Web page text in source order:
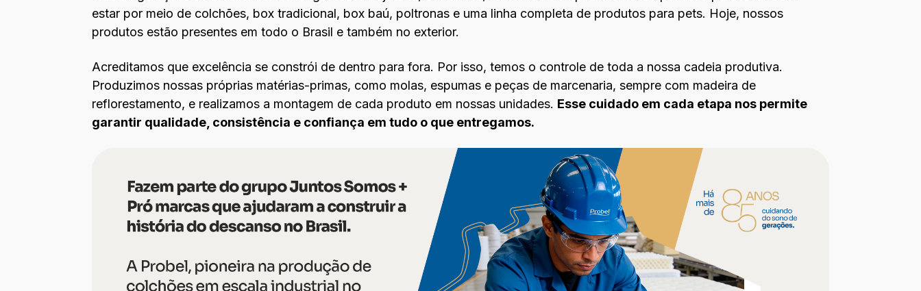
estar por meio de colchões, box tradicional, box baú, poltronas e uma linha completa de produtos para pets. Hoje, nossos
produtos estão presentes em todo o Brasil e também no exterior.
Acreditamos que excelência se constrói de dentro para fora. Por isso, temos o controle de toda a nossa cadeia produtiva.
Produzimos nossas próprias matérias-primas, como molas, espumas e peças de marcenaria, sempre com madeira de
reflorestamento, e realizamos a montagem de cada produto em nossas unidades. Esse cuidado em cada etapa nos permite
garantir qualidade, consistência e confiança em tudo o que entregamos.